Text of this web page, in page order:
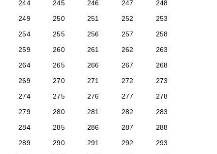
244
245 246 247
248
249
250 251 252
253
254
255 256 257
258
259
260 261 262
263
264
265 266 267
268
269
270 271 272
273
274
275 276 277
278
279
280 281 282
283
284
285 286 287
288
289
290 291 292
293